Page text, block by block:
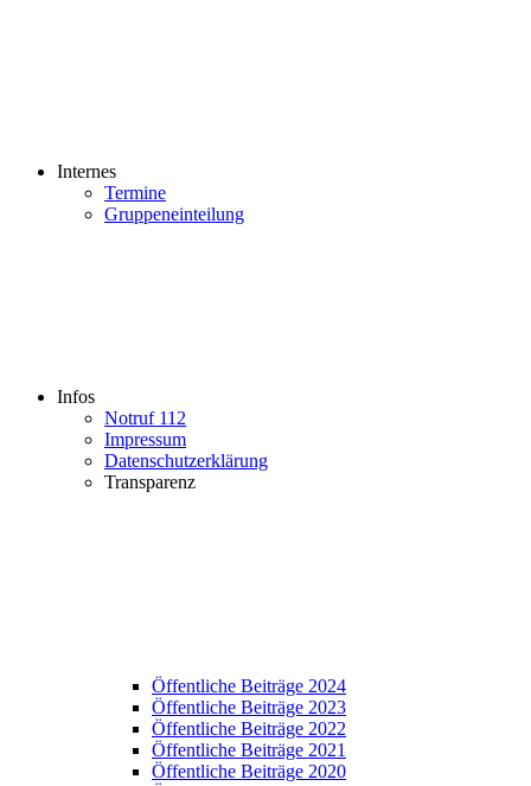
Internes
Termine
Gruppeneinteilung
Infos
Notruf 112
Impressum
Datenschutzerklärung
Transparenz
Öffentliche Beiträge 2024
Öffentliche Beiträge 2023
Öffentliche Beiträge 2022
Öffentliche Beiträge 2021
Öffentliche Beiträge 2020